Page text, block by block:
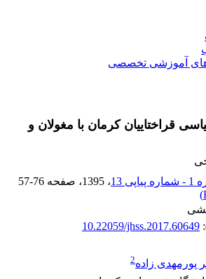
آموزشی تخصصی
قراختاییان کرمان با مغولان و
، 1395 ، صفحه 57-76
)
10.22059/jhss.2017.60649
پورمهدی زاده2